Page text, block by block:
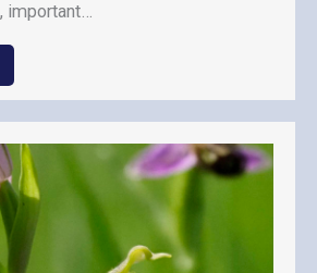
important…